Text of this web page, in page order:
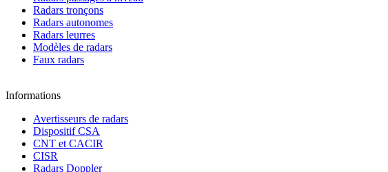
Radars tronçons
Radars autonomes
Radars leurres
Modèles de radars
Faux radars
Informations
Avertisseurs de radars
Dispositif CSA
CNT et CACIR
CISR
Radars Doppler